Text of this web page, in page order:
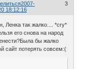
3
2007-
18:12:16
Ленка так жалко.... *cry*
его снова на народ
бы жалко
сайт потерять совсем:(